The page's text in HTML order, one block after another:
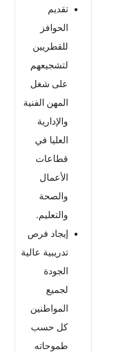
تقديم
الحوافز
للقطريين
لتشجيعهم
على شغل
المهن الفنية
والإدارية
العليا في
قطاعات
الأعمال
والصحة
والتعليم.
إيجاد فرص
تدريبية عالية
الجودة
لجميع
المواطنين
كل حسب
طموحاته